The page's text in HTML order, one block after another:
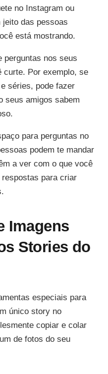
no Instagram ou
das pessoas
está mostrando.
perguntas nos seus
curte. Por exemplo, se
séries, pode fazer
seus amigos sabem
para perguntas no
podem te mandar
a ver com o que você
para criar
Imagens
Stories do
especiais para
único story no
copiar e colar
de fotos do seu